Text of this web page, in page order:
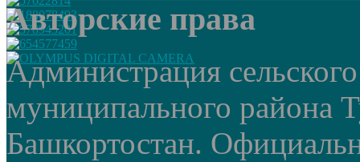
Авторские права
Администрация
муниципального района
Башкортостан.